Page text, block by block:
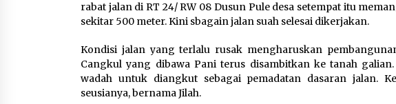
Marak Kecelakaan Kapal,
Puan Soroti Minimnya Faktor
Keamanan Transportasi Laut
5 Agustus 2026
rabat jalan di RT 24/ RW 08 Dusun Pule desa setempat itu
sekitar 500 meter. Kini sbagain jalan suah selesai dikerjakan.
Kondisi jalan yang terlalu rusak mengharuskan
Cangkul yang dibawa Pani terus disambitkan ke tanah
wadah untuk diangkut sebagai pemadatan dasaran jalan.
seusianya, bernama Jilah.